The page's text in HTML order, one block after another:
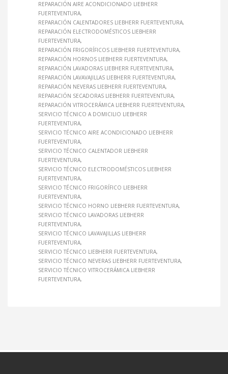
REPARACIÓN AIRE ACONDICIONADO LIEBHERR
FUERTEVENTURA
REPARACIÓN CALENTADORES LIEBHERR FUERTEVENTURA
REPARACIÓN ELECTRODOMÉSTICOS LIEBHERR
FUERTEVENTURA
REPARACIÓN FRIGORÍFICOS LIEBHERR FUERTEVENTURA
REPARACIÓN HORNOS LIEBHERR FUERTEVENTURA
REPARACIÓN LAVADORAS LIEBHERR FUERTEVENTURA
REPARACIÓN LAVAVAJILLAS LIEBHERR FUERTEVENTURA
REPARACIÓN NEVERAS LIEBHERR FUERTEVENTURA
REPARACIÓN SECADORAS LIEBHERR FUERTEVENTURA
REPARACIÓN VITROCERÁMICA LIEBHERR FUERTEVENTURA
SERVICIO TÉCNICO A DOMICILIO LIEBHERR
FUERTEVENTURA
SERVICIO TÉCNICO AIRE ACONDICIONADO LIEBHERR
FUERTEVENTURA
SERVICIO TÉCNICO CALENTADOR LIEBHERR
FUERTEVENTURA
SERVICIO TÉCNICO ELECTRODOMÉSTICOS LIEBHERR
FUERTEVENTURA
SERVICIO TÉCNICO FRIGORÍFICO LIEBHERR
FUERTEVENTURA
SERVICIO TÉCNICO HORNO LIEBHERR FUERTEVENTURA
SERVICIO TÉCNICO LAVADORAS LIEBHERR
FUERTEVENTURA
SERVICIO TÉCNICO LAVAVAJILLAS LIEBHERR
FUERTEVENTURA
SERVICIO TÉCNICO LIEBHERR FUERTEVENTURA
SERVICIO TÉCNICO NEVERAS LIEBHERR FUERTEVENTURA
SERVICIO TÉCNICO VITROCERÁMICA LIEBHERR
FUERTEVENTURA